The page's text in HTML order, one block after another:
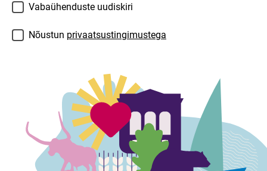
Vabaühenduste uudiskiri
Consent*
Nõustun privaatsustingimustega
This field is for validation purposes and should be left